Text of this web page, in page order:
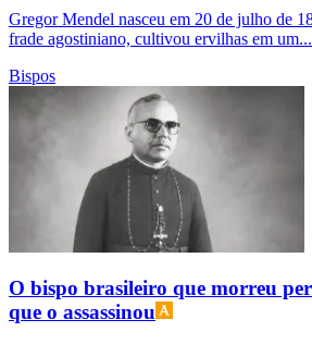
Gregor Mendel nasceu em 20 de julho de
frade agostiniano, cultivou ervilhas em um...
Bispos
O bispo brasileiro que morreu
que o assassinou